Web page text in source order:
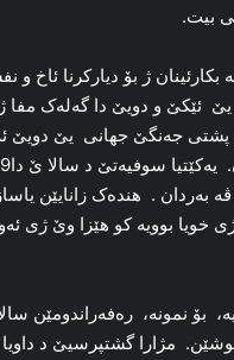
بیت.
بکارئینان ژ بۆ دیارکرنا
ئێکێ و دویێ دا گەلەک مفا
پشتی جەنگێ جهانی یێ دویێ
بەردان . هندەک زانایێن
خویا بوویە کو هێزا وێ ژی